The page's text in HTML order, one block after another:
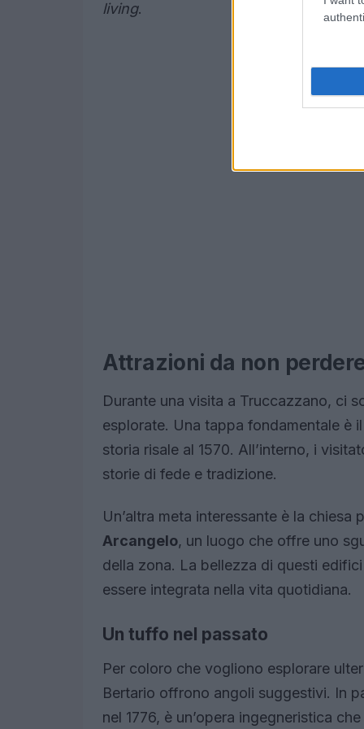
living.
Attrazioni da non
Durante una visita a Truccazzano, ci
esplorate. Una tappa fondamentale è il
storia risale al 1570. All’interno, i
storie di fede e tradizione.
Un’altra meta interessante è la chiesa
Arcangelo, un luogo che offre uno
della zona. La bellezza di questi
essere integrata nella vita quotidiana.
Un tuffo nel passato
Per coloro che vogliono esplorare
Bertario offrono angoli suggestivi. In
nel 1776, è un’opera ingegneristica